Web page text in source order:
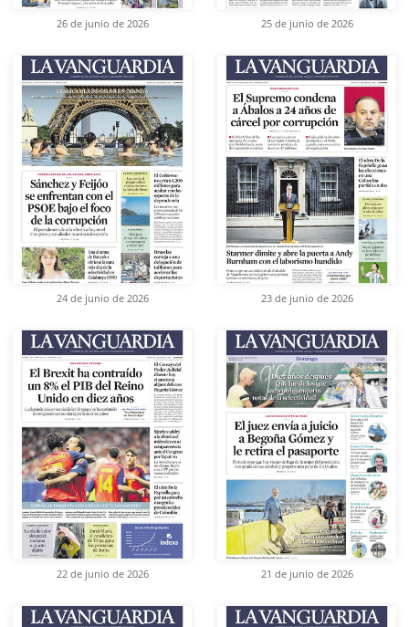
26 de junio de 2026 25 de junio de 2026
24 de junio de 2026 23 de junio de 2026
22 de junio de 2026 21 de junio de 2026